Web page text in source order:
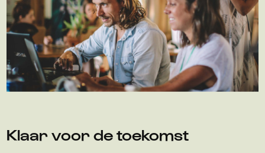
Klaar voor de toekomst